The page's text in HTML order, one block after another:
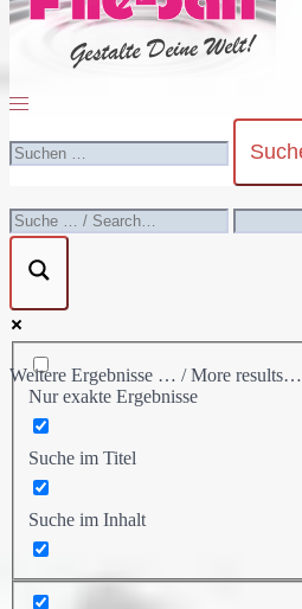
Menü
nach:
Weitere Ergebnisse … / More results…
Nur exakte Ergebnisse
Suche im Titel
Suche im Inhalt